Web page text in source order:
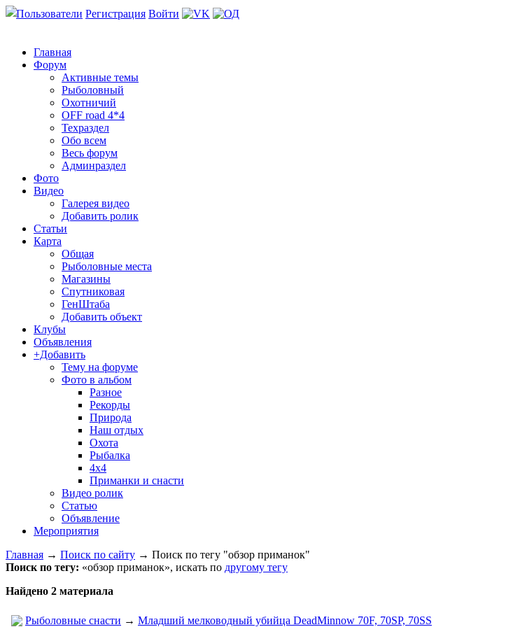
Пользователи Регистрация Войти
Главная
Форум
Активные темы
Рыболовный
Охотничий
OFF road 4*4
Техраздел
Обо всем
Весь форум
Админраздел
Фото
Видео
Галерея видео
Добавить ролик
Статьи
Карта
Общая
Рыболовные места
Магазины
Спутниковая
ГенШтаба
Добавить объект
Клубы
Объявления
+Добавить
Тему на форуме
Фото в альбом
Разное
Рекорды
Природа
Наш отдых
Охота
Рыбалка
4х4
Приманки и снасти
Видео ролик
Статью
Объявление
Мероприятия
Главная → Поиск по сайту → Поиск по тегу "обзор приманок"
Поиск по тегу: «обзор приманок», искать по другому тегу
Найдено 2 материала
Рыболовные снасти → Младший мелководный убийца DeadMinnow 70F, 70SP, 70SS